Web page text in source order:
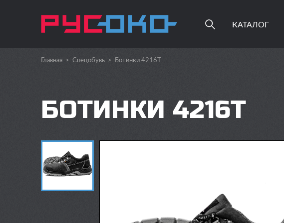
КАТАЛОГ
Главная > Спецобувь > Ботинки 4216Т
БОТИНКИ 4216Т